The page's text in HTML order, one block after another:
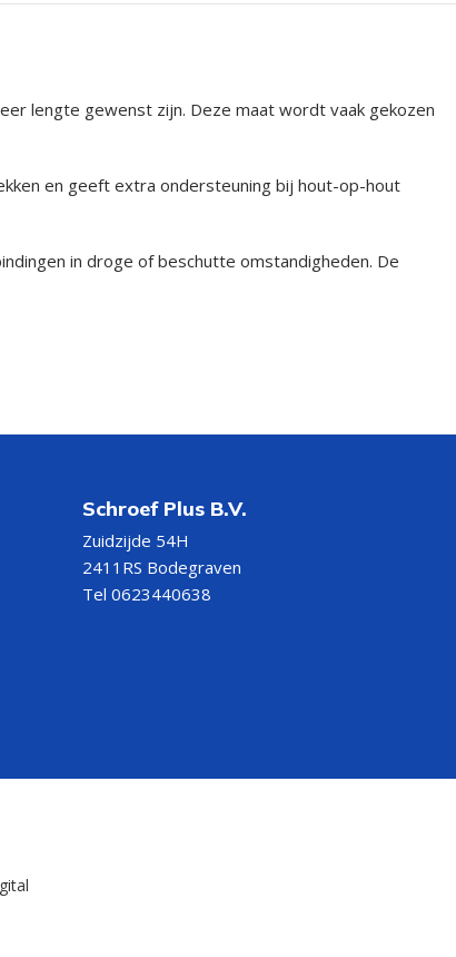
lengte gewenst zijn. Deze maat wordt vaak gekozen
en geeft extra ondersteuning bij hout-op-hout
in droge of beschutte omstandigheden. De
Schroef Plus B.V.
Zuidzijde 54H
2411RS Bodegraven
Tel 0623440638